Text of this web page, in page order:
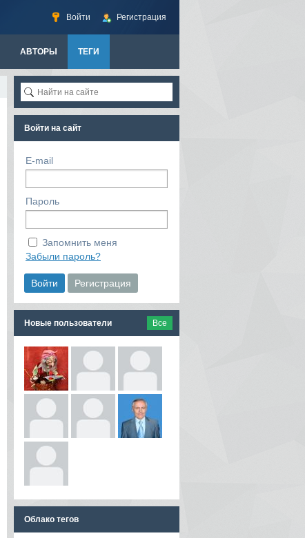
Войти Регистрация
АВТОРЫ ТЕГИ
Войти на сайт
E-mail
Пароль
Запомнить меня
Забыли пароль?
Новые пользователи Все
Облако тегов